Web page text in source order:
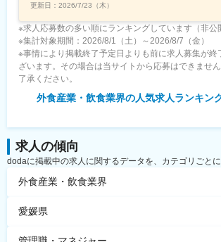
更新日： 2026/7/23（木）
※求人応募数の多い順にランキングしています（非公
※集計対象期間：2026/8/1（土）～2026/8/7（金）
※事情により掲載終了予定日よりも前に求人募集が終
ざいます。その場合は当サイトから応募はできませ
了承ください。
外食産業・飲食業界の人気求人ランキン
求人の傾向
dodaに掲載中の求人に関するデータを、カテゴリごとに
外食産業・飲食業界
愛媛県